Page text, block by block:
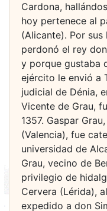
Cardona,
hoy pertenece al
(Alicante). Por sus
perdonó el rey
y porque gustaba
ejército le envió a
judicial de Dénia,
Vicente de Grau,
1357. Gaspar
(Valencia), fue
universidad de
Grau, vecino de
privilegio de
Cervera (Lérida),
expedido a don